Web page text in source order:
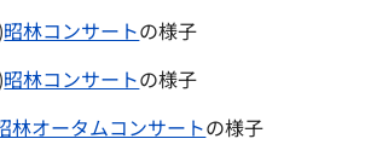
昭林コンサートの様子
昭林コンサートの様子
林オータムコンサートの様子